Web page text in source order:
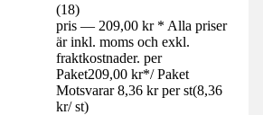
(18)
pris — 209,00 kr * Alla priser
är inkl. moms och exkl.
fraktkostnader. per
Paket209,00 kr*/ Paket
Motsvarar 8,36 kr per st(8,36
kr/ st)